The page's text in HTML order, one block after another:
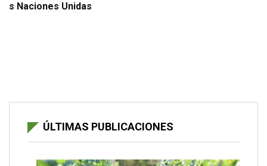
s Naciones Unidas
ÚLTIMAS PUBLICACIONES